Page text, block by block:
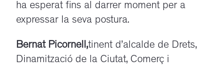
ha esperat fins al darrer moment per a
expressar la seva postura.
Bernat Picornell,tinent d’alcalde de Drets,
Dinamització de la Ciutat, Comerç i